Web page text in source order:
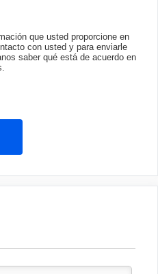
que usted proporcione en
con usted y para enviarle
saber qué está de acuerdo en